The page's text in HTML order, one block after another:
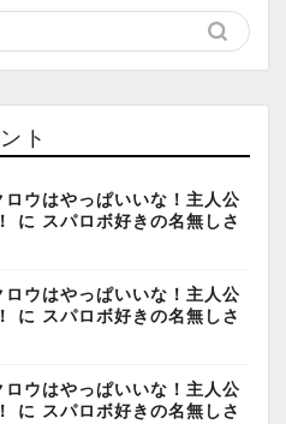
ト
ロウはやっぱいいな！主人公
に スパロボ好きの名無しさ
ロウはやっぱいいな！主人公
に スパロボ好きの名無しさ
ロウはやっぱいいな！主人公
に スパロボ好きの名無しさ